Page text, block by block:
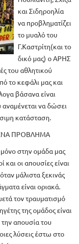
και Σιδηροηλία
να προβληματίζει
το μυαλό του
Γ.Καστρίτη(και το
δικό μας) ο ΑΡΗΣ
του αθλητικού
το κεφάλι μας και
βάσανα είναι
να δώσει
κατάσταση.
ΠΡΟΒΛΗΜΑ
μόνο στην ομάδα μας
και οι απουσίες είναι
μάλιστα ξεκινάς
είναι οριακά.
τον τραυματισμό
της ομάδος είναι
απουσία του
λύσεις έστω στο